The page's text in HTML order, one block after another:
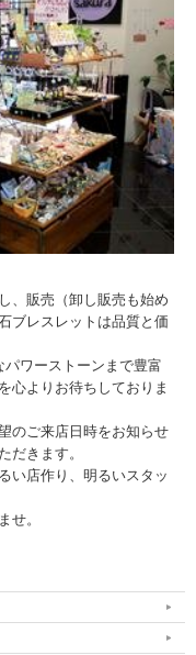
、販売（卸し販売も始め
ブレスレットは品質と価
ワーストーンまで豊富
心よりお待ちしておりま
のご来店日時をお知らせ
だきます。
い店作り、明るいスタッ
せ。